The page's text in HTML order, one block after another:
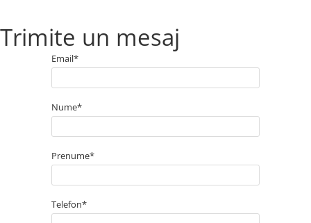
Trimite un mesaj
Email*
Nume*
Prenume*
Telefon*